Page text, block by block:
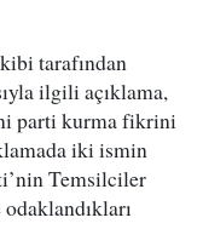
tarafından
ilgili açıklama,
parti kurma fikrini
iki ismin
Temsilciler